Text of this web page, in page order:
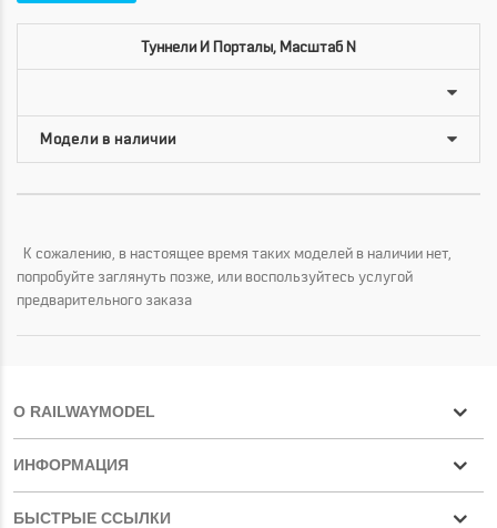
Туннели И Порталы, Масштаб N
К сожалению, в настоящее время таких моделей в наличии нет,
попробуйте заглянуть позже, или воспользуйтесь услугой
предварительного заказа
О RAILWAYMODEL
ИНФОРМАЦИЯ
БЫСТРЫЕ ССЫЛКИ